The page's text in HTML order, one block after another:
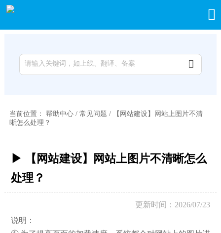


当前位置： 帮助中心/ 常见问题 /
【网站建设】网站上图片不清
晰怎么处理？
▶ 【网站建设】网站上图片不清晰怎么
处理？
更新时间：2026/07/23
说明：